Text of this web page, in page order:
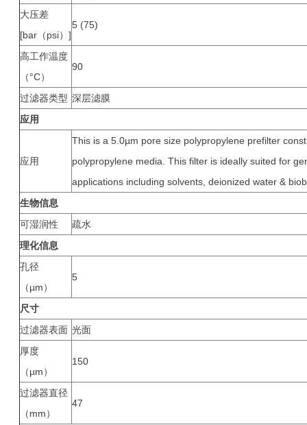
大压差
[bar（psi）]
5 (75)
高工作温度
（°C）
90
过滤器类型 深层滤膜
应用
应用
This is a 5.0µm pore size polypropylene prefilter
polypropylene media. This filter is ideally suited for
applications including solvents, deionized water &
生物信息
可湿润性
疏水
理化信息
孔径
（µm）
5
尺寸
过滤器表面 光面
厚度
（µm）
150
过滤器直径
（mm）
47